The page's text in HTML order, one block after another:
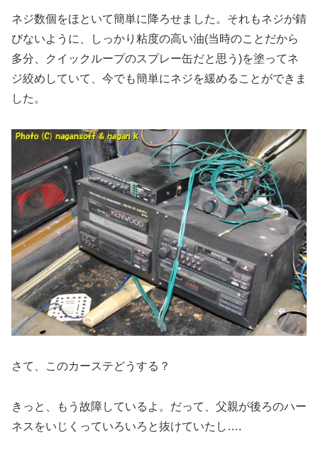
ネジ数個をほといて簡単に降ろせました。それもネジが錆
びないように、しっかり粘度の高い油(当時のことだから
多分、クイックループのスプレー缶だと思う)を塗ってネ
ジ絞めしていて、今でも簡単にネジを緩めることができま
した。
さて、このカーステどうする？
きっと、もう故障しているよ。だって、父親が後ろのハー
ネスをいじくっていろいろと抜けていたし….